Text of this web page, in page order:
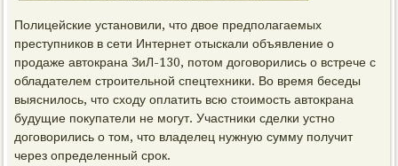
Полицейские установили, что двое предполагаемых
преступников в сети Интернет отыскали объявление о
продаже автокрана ЗиЛ-130, потом договорились о встрече с
обладателем строительной спецтехники. Во время беседы
выяснилось, что сходу оплатить всю стоимость автокрана
будущие покупатели не могут. Участники сделки устно
договорились о том, что владелец нужную сумму получит
через определенный срок.